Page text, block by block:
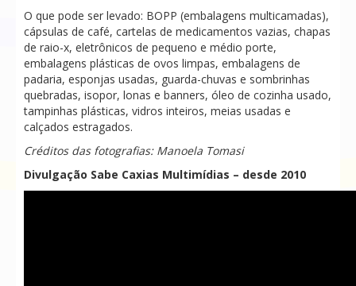
O que pode ser levado: BOPP (embalagens multicamadas),
cápsulas de café, cartelas de medicamentos vazias, chapas
de raio-x, eletrônicos de pequeno e médio porte,
embalagens plásticas de ovos limpas, embalagens de
padaria, esponjas usadas, guarda-chuvas e sombrinhas
quebradas, isopor, lonas e banners, óleo de cozinha usado,
tampinhas plásticas, vidros inteiros, meias usadas e
calçados estragados.
Créditos das fotografias: Manoela Tomasi
Divulgação Sabe Caxias Multimídias – desde 2010